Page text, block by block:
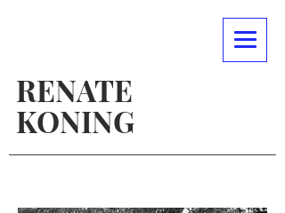
RENATE
KONING